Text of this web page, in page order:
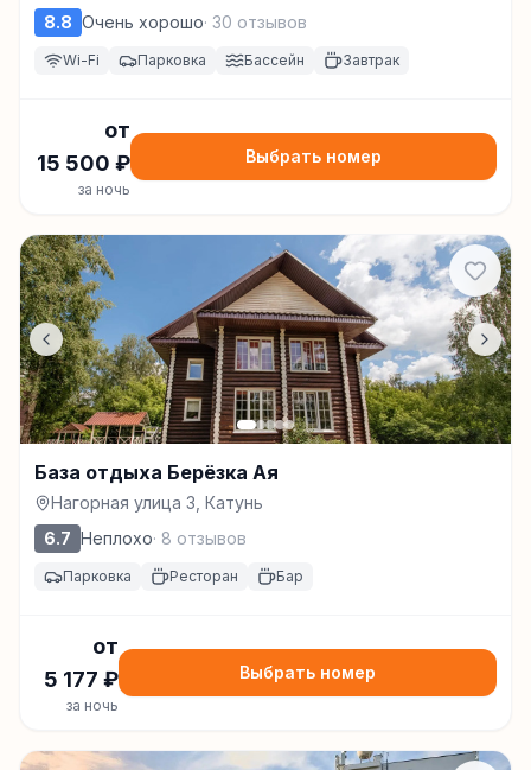
8.8 Очень хорошо· 30 отзывов
Wi-Fi Парковка Бассейн Завтрак
от
15 500 ₽
за ночь
Выбрать номер
База отдыха Берёзка Ая
Нагорная улица 3, Катунь
6.7 Неплохо· 8 отзывов
Парковка Ресторан Бар
от
5 177 ₽
за ночь
Выбрать номер